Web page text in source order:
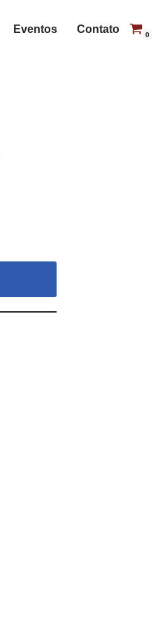
Eventos Contato 0